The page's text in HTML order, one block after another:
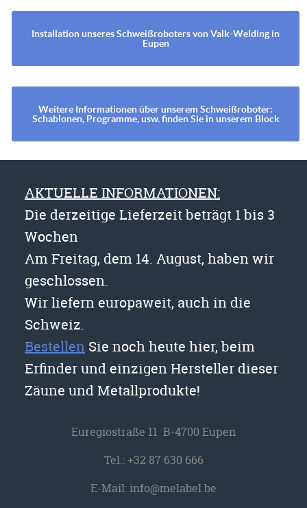
Installation unseres Schweißroboters von Valk-Welding in
Eupen
Weitere Informationen über unserem Schweißroboter:
Schablonen, Programme, usw. finden Sie in unserem Block
AKTUELLE INFORMATIONEN:
Die derzeitige Lieferzeit beträgt 1 bis 3
Wochen
Am Freitag, dem 14. August, haben wir
geschlossen.
Wir liefern europaweit, auch in die
Schweiz.
Bestellen Sie noch heute hier, beim
Erfinder und einzigen Hersteller dieser
Zäune und Metallprodukte!
Euregiostraße 11 B-4700 Eupen
Tel.:+32 87 630 666
E-Mail:info@melabel.be